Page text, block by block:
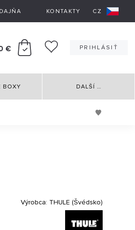
KONTAKTY CZ
€ PRIHLÁSIŤ
BOXY DALŠÍ …
Výrobca: THULE (Švédsko)